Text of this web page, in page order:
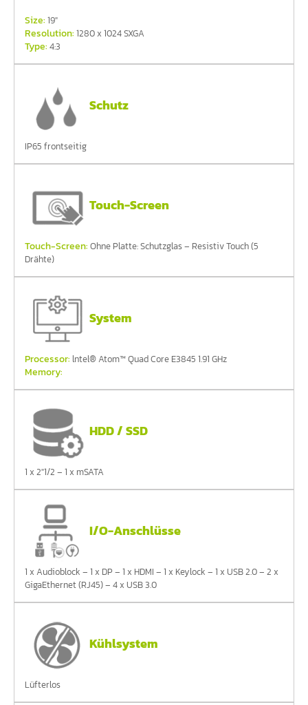
Size: 19"
Resolution: 1280 x 1024 SXGA
Type: 4:3
Schutz
IP65 frontseitig
Touch-Screen
Touch-Screen: Ohne Platte: Schutzglas – Resistiv Touch (5
Drähte)
System
Processor: lntel® Atom™ Quad Core E3845 1.91 GHz
Memory:
HDD / SSD
1 x 2"1/2 – 1 x mSATA
I/O-Anschlüsse
1 x Audioblock – 1 x DP – 1 x HDMI – 1 x Keylock – 1 x USB 2.0 – 2 x
GigaEthernet (RJ45) – 4 x USB 3.0
Kühlsystem
Lüfterlos